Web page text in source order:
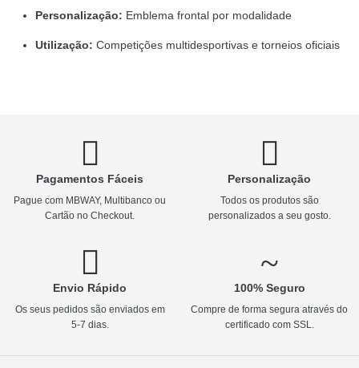
Personalização: Emblema frontal por modalidade
Utilização: Competições multidesportivas e torneios oficiais
Pagamentos Fáceis
Pague com MBWAY, Multibanco ou
Cartão no Checkout.
Personalização
Todos os produtos são
personalizados a seu gosto.
Envio Rápido
Os seus pedidos são enviados em
5-7 dias.
100% Seguro
Compre de forma segura através do
certificado com SSL.